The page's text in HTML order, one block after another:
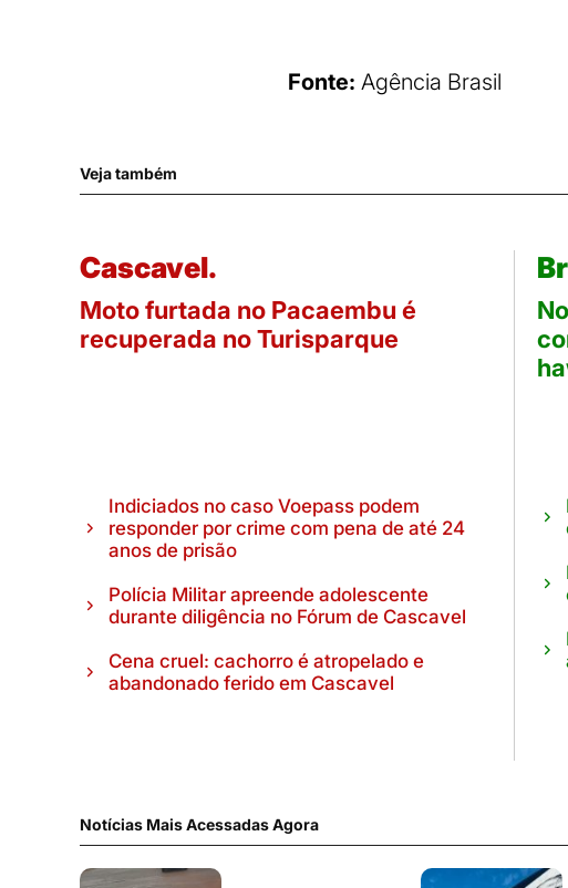
Fonte: Agência Brasil
Veja também
Cascavel.
Moto furtada no Pacaembu é
recuperada no Turisparque
Indiciados no caso Voepass podem
responder por crime com pena de até 24
anos de prisão
Polícia Militar apreende adolescente
durante diligência no Fórum de Cascavel
Cena cruel: cachorro é atropelado e
abandonado ferido em Cascavel
Notícias Mais Acessadas Agora